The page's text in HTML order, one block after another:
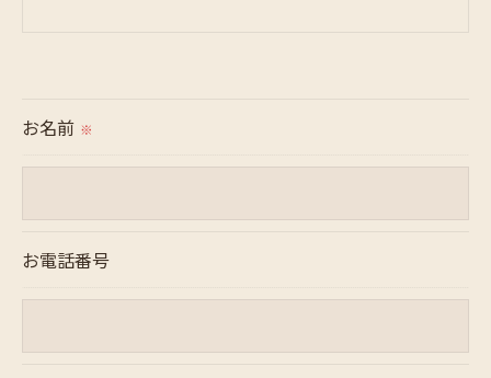
られた場合を除き、
当社では、利用目的の達成に必要な範囲において、
お名前 ※
お電話番号